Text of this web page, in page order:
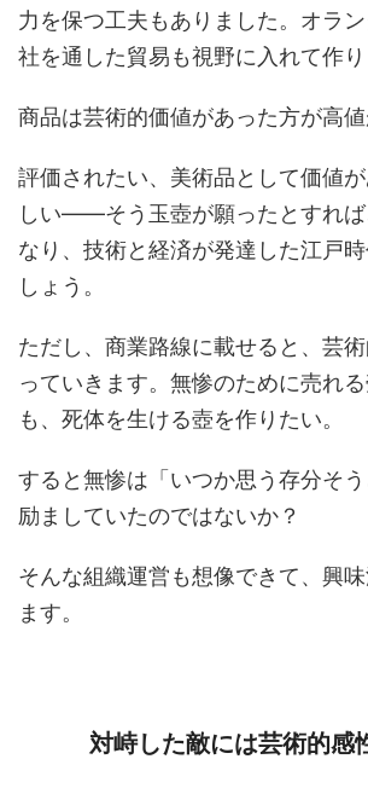
力を保つ工夫もありました。オラ
社を通した貿易も視野に入れて作り
商品は芸術的価値があった方が高値
評価されたい、美術品として価値
しい――そう玉壺が願ったとすれば
なり、技術と経済が発達した江戸
しょう。
ただし、商業路線に載せると、芸
っていきます。無惨のために売れ
も、死体を生ける壺を作りたい。
すると無惨は「いつか思う存分そ
励ましていたのではないか？
そんな組織運営も想像できて、興
ます。
対峙した敵には芸術的感